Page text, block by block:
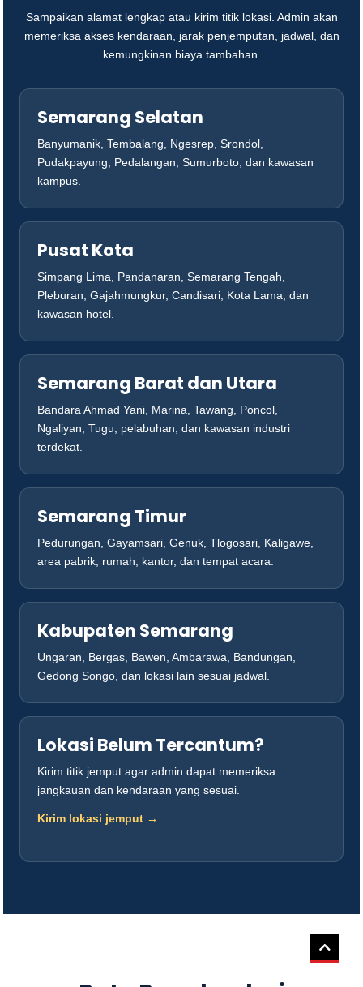
Sampaikan alamat lengkap atau kirim titik lokasi. Admin akan
memeriksa akses kendaraan, jarak penjemputan, jadwal, dan
kemungkinan biaya tambahan.
Semarang Selatan
Banyumanik, Tembalang, Ngesrep, Srondol,
Pudakpayung, Pedalangan, Sumurboto, dan kawasan
kampus.
Pusat Kota
Simpang Lima, Pandanaran, Semarang Tengah,
Pleburan, Gajahmungkur, Candisari, Kota Lama, dan
kawasan hotel.
Semarang Barat dan Utara
Bandara Ahmad Yani, Marina, Tawang, Poncol,
Ngaliyan, Tugu, pelabuhan, dan kawasan industri
terdekat.
Semarang Timur
Pedurungan, Gayamsari, Genuk, Tlogosari, Kaligawe,
area pabrik, rumah, kantor, dan tempat acara.
Kabupaten Semarang
Ungaran, Bergas, Bawen, Ambarawa, Bandungan,
Gedong Songo, dan lokasi lain sesuai jadwal.
Lokasi Belum Tercantum?
Kirim titik jemput agar admin dapat memeriksa
jangkauan dan kendaraan yang sesuai.
Kirim lokasi jemput →